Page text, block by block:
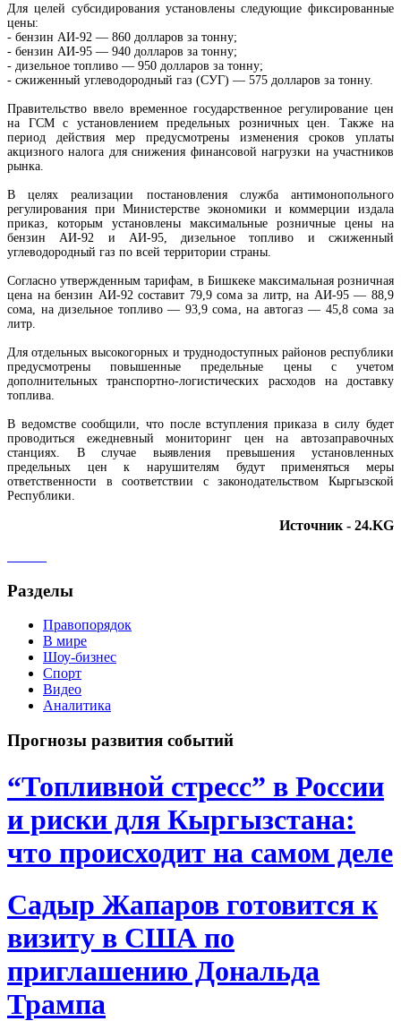
Для целей субсидирования установлены следующие фиксированные
цены:
- бензин АИ-92 — 860 долларов за тонну;
- бензин АИ-95 — 940 долларов за тонну;
- дизельное топливо — 950 долларов за тонну;
- сжиженный углеводородный газ (СУГ) — 575 долларов за тонну.
Правительство ввело временное государственное регулирование цен
на ГСМ с установлением предельных розничных цен. Также на
период действия мер предусмотрены изменения сроков уплаты
акцизного налога для снижения финансовой нагрузки на участников
рынка.
В целях реализации постановления служба антимонопольного
регулирования при Министерстве экономики и коммерции издала
приказ, которым установлены максимальные розничные цены на
бензин АИ-92 и АИ-95, дизельное топливо и сжиженный
углеводородный газ по всей территории страны.
Согласно утвержденным тарифам, в Бишкеке максимальная розничная
цена на бензин АИ-92 составит 79,9 сома за литр, на АИ-95 — 88,9
сома, на дизельное топливо — 93,9 сома, на автогаз — 45,8 сома за
литр.
Для отдельных высокогорных и труднодоступных районов республики
предусмотрены повышенные предельные цены с учетом
дополнительных транспортно-логистических расходов на доставку
топлива.
В ведомстве сообщили, что после вступления приказа в силу будет
проводиться ежедневный мониторинг цен на автозаправочных
станциях. В случае выявления превышения установленных
предельных цен к нарушителям будут применяться меры
ответственности в соответствии с законодательством Кыргызской
Республики.
Источник - 24.KG
Разделы
Правопорядок
В мире
Шоу-бизнес
Спорт
Видео
Аналитика
Прогнозы развития событий
“Топливной стресс” в России
и риски для Кыргызстана:
что происходит на самом деле
Садыр Жапаров готовится к
визиту в США по
приглашению Дональда
Трампа